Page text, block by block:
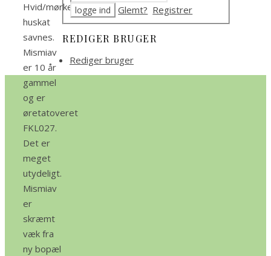
Hvid/mørkegrå
huskat
savnes.
Mismiav
er 10 år
gammel
og er
øretatoveret
FKL027.
Det er
meget
utydeligt.
Mismiav
er
skræmt
væk fra
ny bopæl
Glemt? Registrer
REDIGER BRUGER
Rediger bruger